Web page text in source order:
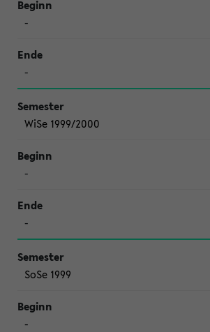
-
-
WiSe 1999/2000
-
-
SoSe 1999
-